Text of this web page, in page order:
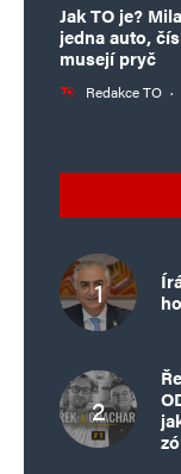
Jak TO je?
jedna auto,
musejí pryč
Redakce TO ·